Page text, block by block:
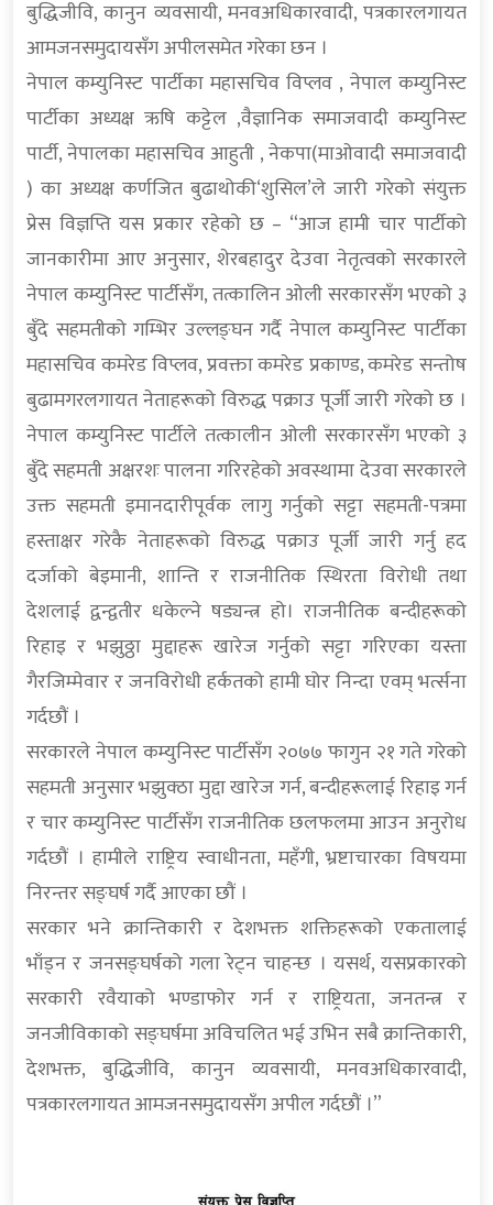
बुद्धिजीवि, कानुन व्यवसायी, मनवअधिकारवादी, पत्रकारलगायत
आमजनसमुदायसँग अपीलसमेत गरेका छन ।
नेपाल कम्युनिस्ट पार्टीका महासचिव विप्लव , नेपाल कम्युनिस्ट
पार्टीका अध्यक्ष ऋषि कट्टेल ,वैज्ञानिक समाजवादी कम्युनिस्ट
पार्टी, नेपालका महासचिव आहुती , नेकपा(माओवादी समाजवादी
) का अध्यक्ष कर्णजित बुढाथोकी‘शुसिल’ले जारी गरेको संयुक्त
प्रेस विज्ञप्ति यस प्रकार रहेको छ – “आज हामी चार पार्टीको
जानकारीमा आए अनुसार, शेरबहादुर देउवा नेतृत्वको सरकारले
नेपाल कम्युनिस्ट पार्टीसँग, तत्कालिन ओली सरकारसँग भएको ३
बुँदे सहमतीको गम्भिर उल्लङ्घन गर्दै नेपाल कम्युनिस्ट पार्टीका
महासचिव कमरेड विप्लव, प्रवक्ता कमरेड प्रकाण्ड, कमरेड सन्तोष
बुढामगरलगायत नेताहरूको विरुद्ध पक्राउ पूर्जी जारी गरेको छ ।
नेपाल कम्युनिस्ट पार्टीले तत्कालीन ओली सरकारसँग भएको ३
बुँदे सहमती अक्षरशः पालना गरिरहेको अवस्थामा देउवा सरकारले
उक्त सहमती इमानदारीपूर्वक लागु गर्नुको सट्टा सहमती-पत्रमा
हस्ताक्षर गरेकै नेताहरूको विरुद्ध पक्राउ पूर्जी जारी गर्नु हद
दर्जाको बेइमानी, शान्ति र राजनीतिक स्थिरता विरोधी तथा
देशलाई द्वन्द्वतीर धकेल्ने षड्यन्त्र हो। राजनीतिक बन्दीहरूको
रिहाइ र भझुठ्ठा मुद्दाहरू खारेज गर्नुको सट्टा गरिएका यस्ता
गैरजिम्मेवार र जनविरोधी हर्कतको हामी घोर निन्दा एवम्‌ भर्त्सना
गर्दछौं ।
सरकारले नेपाल कम्युनिस्ट पार्टीसँग २०७७ फागुन २१ गते गरेको
सहमती अनुसार भझुक्ठा मुद्दा खारेज गर्न, बन्दीहरूलाई रिहाइ गर्न
र चार कम्युनिस्ट पार्टीसँग राजनीतिक छलफलमा आउन अनुरोध
गर्दछौं । हामीले राष्ट्रिय स्वाधीनता, महँगी, भ्रष्टाचारका विषयमा
निरन्तर सङ्घर्ष गर्दै आएका छौं ।
सरकार भने क्रान्तिकारी र देशभक्त शक्तिहरूको एकतालाई
भाँड्न र जनसङ्घर्षको गला रेट्न चाहन्छ । यसर्थ, यसप्रकारको
सरकारी रवैयाको भण्डाफोर गर्न र राष्ट्रियता, जनतन्त्र र
जनजीविकाको सङ्घर्षमा अविचलित भई उभिन सबै क्रान्तिकारी,
देशभक्त, बुद्धिजीवि, कानुन व्यवसायी, मनवअधिकारवादी,
पत्रकारलगायत आमजनसमुदायसँग अपील गर्दछौं ।”